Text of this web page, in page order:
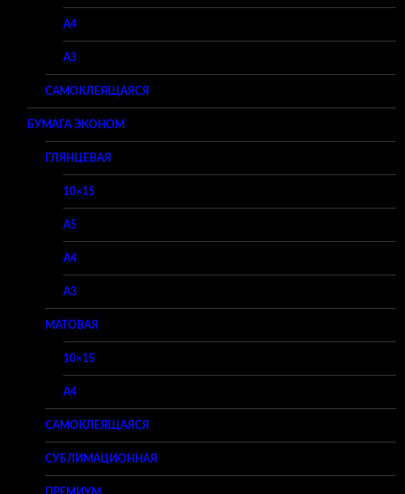
A4
A3
САМОКЛЕЯЩАЯСЯ
БУМАГА ЭКОНОМ
ГЛЯНЦЕВАЯ
10×15
A5
A4
A3
МАТОВАЯ
10×15
A4
САМОКЛЕЯЩАЯСЯ
СУБЛИМАЦИОННАЯ